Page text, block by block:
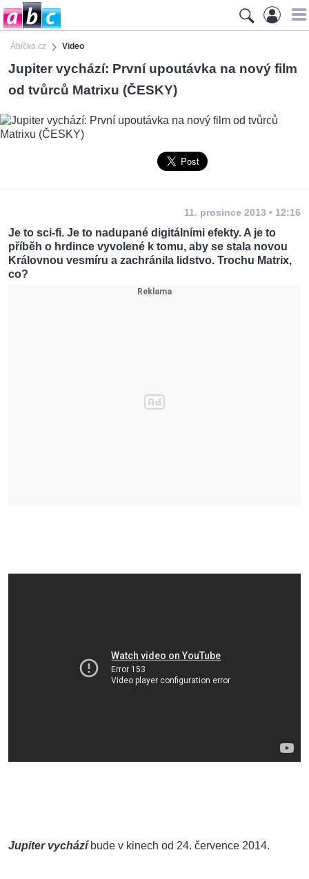
Ábíčko.cz Video
Jupiter vychází: První upoutávka na nový film
od tvůrců Matrixu (ČESKY)
11. prosince 2013 • 12:16
Je to sci-fi. Je to nadupané digitálními efekty. A je to
příběh o hrdince vyvolené k tomu, aby se stala novou
Královnou vesmíru a zachránila lidstvo. Trochu Matrix,
co?
Jupiter vycházíbude v kinech od 24. července 2014.